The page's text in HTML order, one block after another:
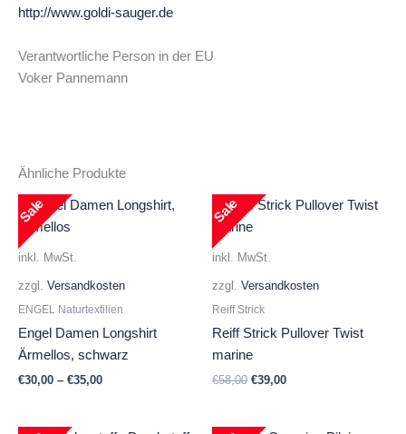
http://www.goldi-sauger.de
Verantwortliche Person in der EU
Voker Pannemann
Ähnliche Produkte
inkl. MwSt.
zzgl. Versandkosten
ENGEL Naturtextilien
Engel Damen Longshirt
Ärmellos, schwarz
€30,00 – €35,00
Sale
inkl. MwSt.
zzgl. Versandkosten
Reiff Strick
Reiff Strick Pullover Twist
marine
€58,00 Ursprünglicher
€58,00
€39,00Aktueller
Sale